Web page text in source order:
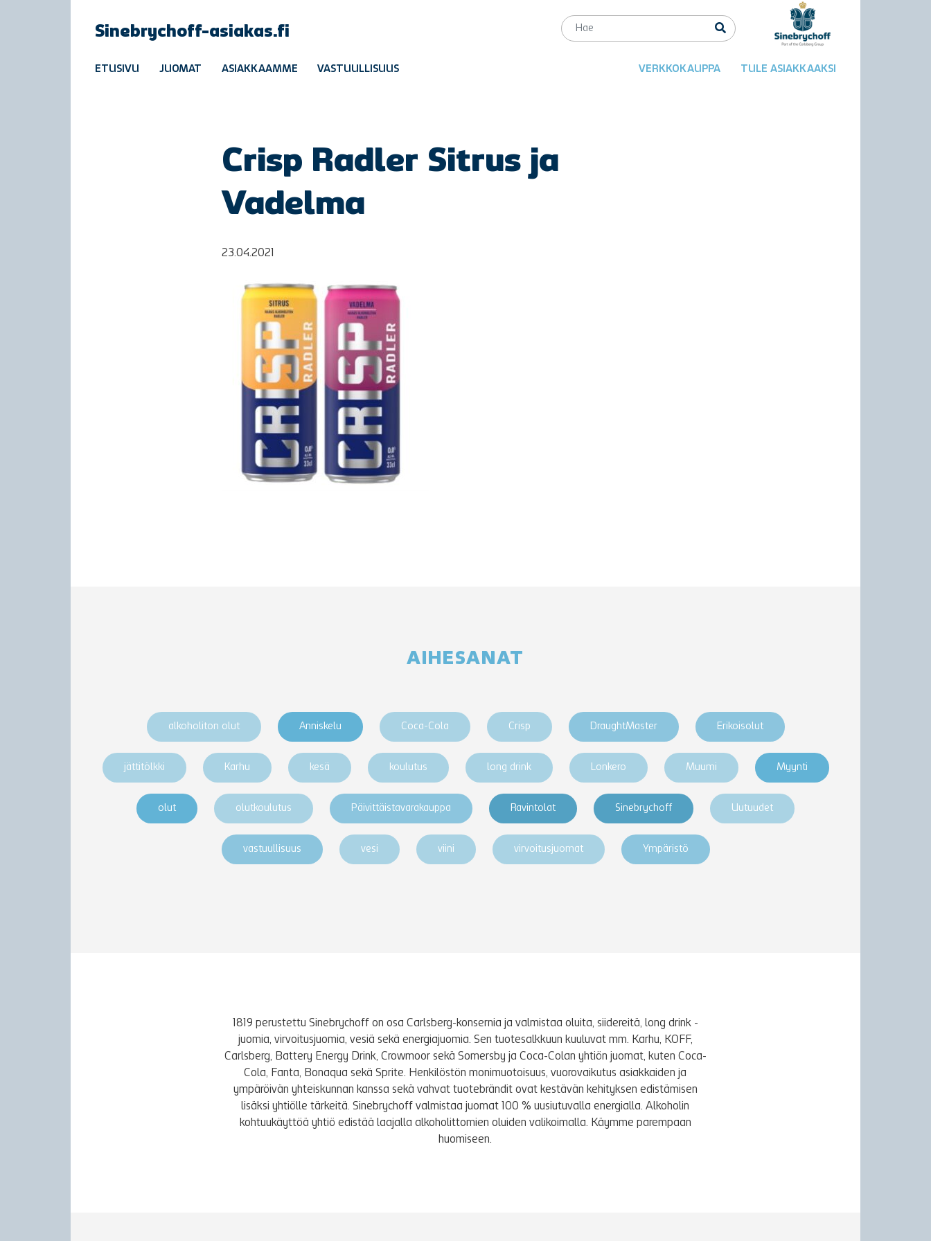
Sinebrychoff-asiakas.fi
ETUSIVU JUOMAT ASIAKKAAMME VASTUULLISUUS VERKKOKAUPPA TULE ASIAKKAAKSI
Crisp Radler Sitrus ja
Vadelma
23.04.2021
AIHESANAT
alkoholiton olut Anniskelu Coca-Cola Crisp DraughtMaster Erikoisolut
jättitölkki Karhu kesä koulutus long drink Lonkero Muumi Myynti
olut olutkoulutus Päivittäistavarakauppa Ravintolat Sinebrychoff Uutuudet
vastuullisuus vesi viini virvoitusjuomat Ympäristö
1819 perustettu Sinebrychoff on osa Carlsberg-konsernia ja valmistaa oluita, siidereitä, long drink -
juomia, virvoitusjuomia, vesiä sekä energiajuomia. Sen tuotesalkkuun kuuluvat mm. Karhu, KOFF,
Carlsberg, Battery Energy Drink, Crowmoor sekä Somersby ja Coca-Colan yhtiön juomat, kuten Coca-
Cola, Fanta, Bonaqua sekä Sprite. Henkilöstön monimuotoisuus, vuorovaikutus asiakkaiden ja
ympäröivän yhteiskunnan kanssa sekä vahvat tuotebrändit ovat kestävän kehityksen edistämisen
lisäksi yhtiölle tärkeitä. Sinebrychoff valmistaa juomat 100 % uusiutuvalla energialla. Alkoholin
kohtuukäyttöä yhtiö edistää laajalla alkoholittomien oluiden valikoimalla. Käymme parempaan
huomiseen.